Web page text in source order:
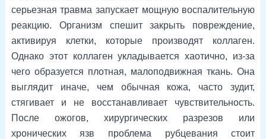
серьезная травма запускает мощную воспалительную
реакцию. Организм спешит закрыть повреждение,
активируя клетки, которые производят коллаген.
Однако этот коллаген укладывается хаотично, из-за
чего образуется плотная, малоподвижная ткань. Она
выглядит иначе, чем обычная кожа, часто зудит,
стягивает и не восстанавливает чувствительность.
После ожогов, хирургических разрезов или
хронических язв проблема рубцевания стоит